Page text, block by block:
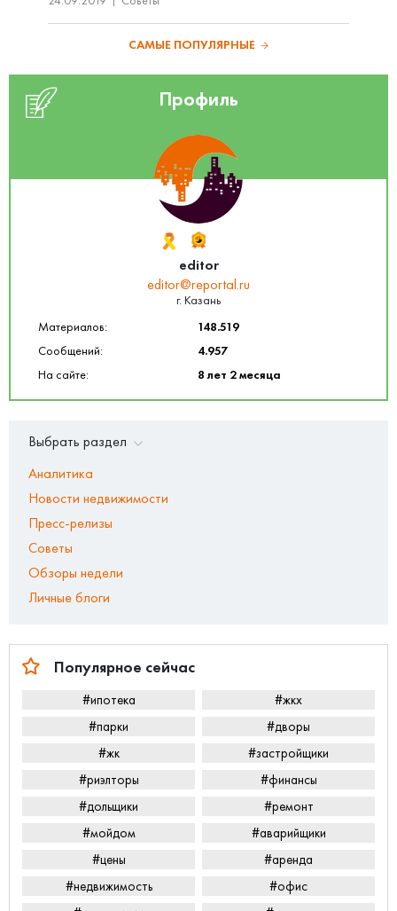
САМЫЕ ПОПУЛЯРНЫЕ
Профиль
editor
editor@reportal.ru
г. Казань
Материалов:
148.519
Сообщений:
4.957
На сайте:
8 лет 2 месяца
Выбрать раздел
Аналитика
Новости недвижимости
Пресс-релизы
Советы
Обзоры недели
Личные блоги
Популярное сейчас
#ипотека
#жкх
#парки
#дворы
#жк
#застройщики
#риэлторы
#финансы
#дольщики
#ремонт
#мойдом
#аварийщики
#цены
#аренда
#недвижимость
#офис